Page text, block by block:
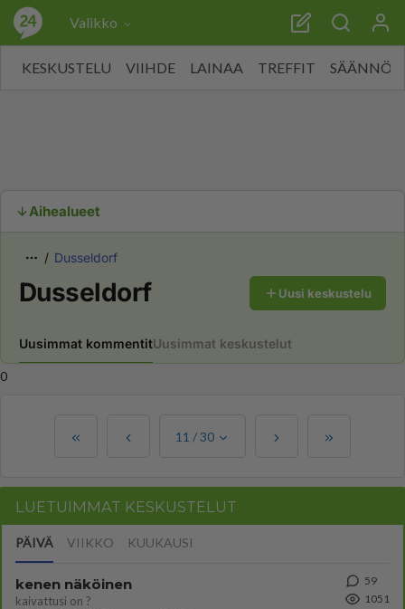
Valikko
KESKUSTELU VIIHDE LAINAA TREFFIT SÄÄNNÖT
Aihealueet
Dusseldorf
Dusseldorf Uusi keskustelu
Uusimmat kommentitUusimmat keskustelut
0
11 /30
LUETUIMMAT KESKUSTELUT
PÄIVÄ VIIKKO KUUKAUSI
kenen näköinen
kaivattusi on ?
59
1051